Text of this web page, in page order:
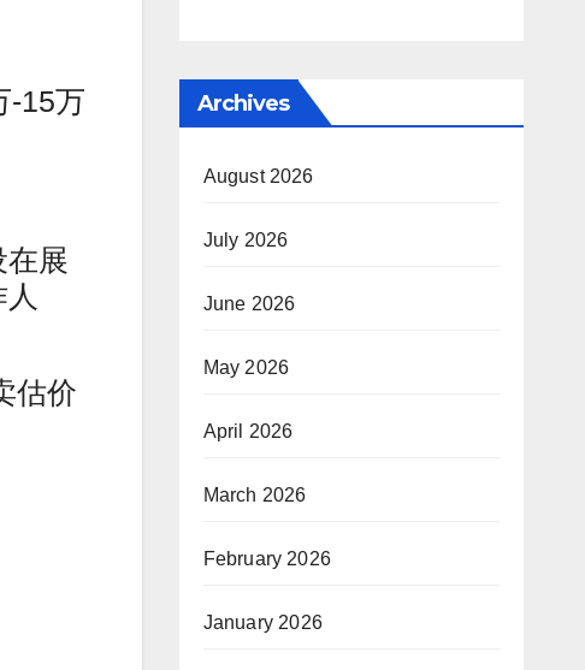
-15万
展
估价
Archives
August 2026
July 2026
June 2026
May 2026
April 2026
March 2026
February 2026
January 2026